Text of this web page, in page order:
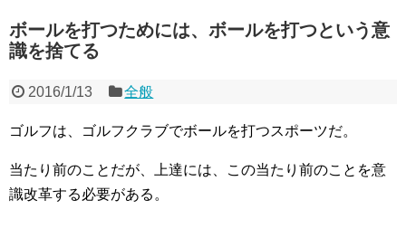
ボールを打つためには、ボールを打つという意
識を捨てる
2016/1/13 全般
ゴルフは、ゴルフクラブでボールを打つスポーツだ。
当たり前のことだが、上達には、この当たり前のことを意
識改革する必要がある。